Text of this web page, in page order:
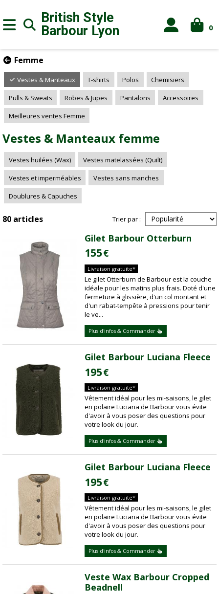
British Style
Barbour Lyon 0
Femme
Vestes & Manteaux T-shirts Polos Chemisiers
Pulls & Sweats Robes & Jupes Pantalons Accessoires
Meilleures ventes Femme
Vestes & Manteaux femme
Vestes huilées (Wax) Vestes matelassées (Quilt)
Vestes et imperméables Vestes sans manches
Doublures & Capuches
80 articles Trier par :
Gilet Barbour Otterburn
155€
Livraison gratuite*
Le gilet Otterburn de Barbour est la couche
idéale pour les matins plus frais. Doté d'une
fermeture à glissière, d'un col montant et
d'un rabat-tempête à pressions pour tenir
le ve...
Plus d'infos & Commander
Gilet Barbour Luciana Fleece
195€
Livraison gratuite*
Vêtement idéal pour les mi-saisons, le gilet
en polaire Luciana de Barbour vous évite
d'avoir à vous poser des questions pour
votre look du jour.
Plus d'infos & Commander
Gilet Barbour Luciana Fleece
195€
Livraison gratuite*
Vêtement idéal pour les mi-saisons, le gilet
en polaire Luciana de Barbour vous évite
d'avoir à vous poser des questions pour
votre look du jour.
Plus d'infos & Commander
Veste Wax Barbour Cropped
Beadnell